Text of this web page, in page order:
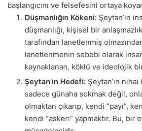
başlangıcını ve felsefesini ortaya
Düşmanlığın Kökeni: Şeytan’ın
düşmanlığı, kişisel bir
tarafından lanetlenmiş
lanetlenmenin sebebi olarak
kaynaklanan, köklü ve ideolojik
Şeytan’ın Hedefi: Şeytan’ın
sadece günaha sokmak değil,
olmaktan çıkarıp, kendi “payı”,
kendi “askeri” yapmaktır. Bu, bir